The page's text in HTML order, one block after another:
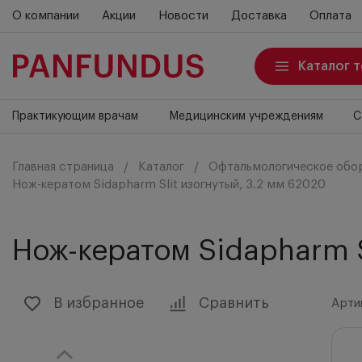
О компании Акции Новости Доставка Оплата
Каталог
Практикующим врачам Медицинским учреждениям
Главная страница Каталог
Офтальмологическое
Нож-кератом Sidapharm Slit изогнутый, 3.2 мм 62020
Нож-кератом
В избранное Сравнить